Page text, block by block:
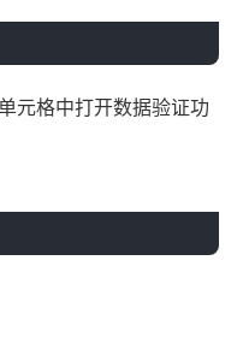
元格中打开数据验证功